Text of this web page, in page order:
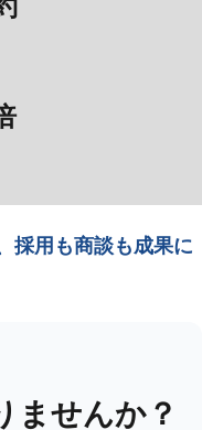
採用も商談も成果に
ませんか？